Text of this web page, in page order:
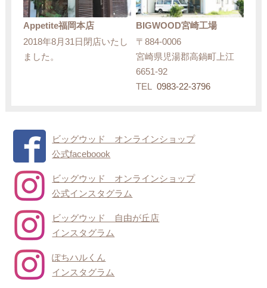
Appetite福岡本店
2018年8月31日閉店いたし
ました。
BIGWOOD宮崎工場
〒884-0006
宮崎県児湯郡高鍋町上江
6651-92
TEL 0983-22-3796
ビッグウッド オンラインショップ
公式faceboook
ビッグウッド オンラインショップ
公式インスタグラム
ビッグウッド 自由が丘店
インスタグラム
ぽちハルくん
インスタグラム